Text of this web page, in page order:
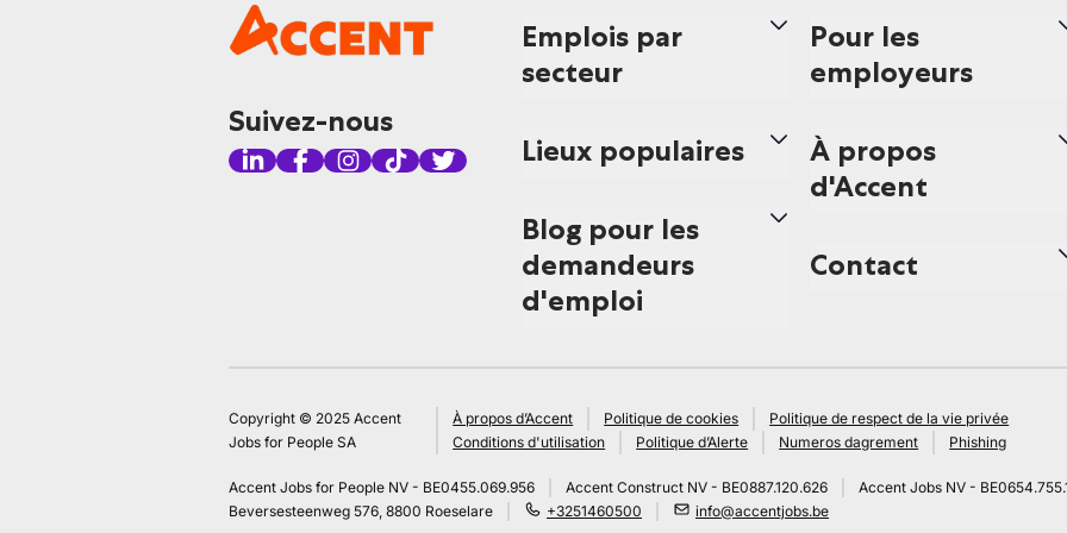
Suivez-nous
Emplois par
secteur
Lieux populaires
Blog pour les
demandeurs
d'emploi
Pour les
employeurs
À propos
d'Accent
Contact
Copyright © 2025 Accent
Jobs for People SA
À propos d’Accent Politique de cookies
Politique de respect de la vie privée
Conditions d'utilisation
Politique d’Alerte Numeros dagrement Phishing
Accent Jobs for People NV - BE0455.069.956 Accent Construct NV - BE0887.120.626
Accent Jobs NV -
Beversesteenweg 576, 8800 Roeselare
+3251460500 info@accentjobs.be